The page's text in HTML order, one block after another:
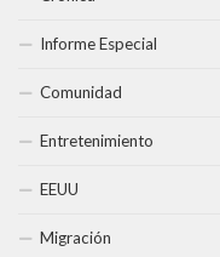
Informe Especial
Comunidad
Entretenimiento
EEUU
Migración